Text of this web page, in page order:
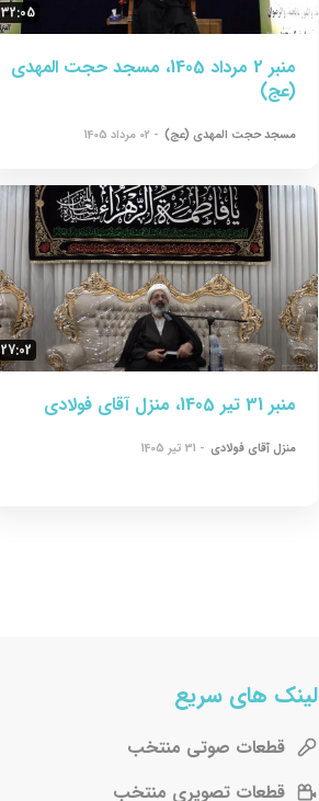
32:05
منبر 2 مرداد 1405، مسجد حجت المهدی
(عج)
مسجد حجت المهدی (عج) - 02 مرداد 1405
27:02
منبر 31 تیر 1405، منزل آقای فولادی
منزل آقای فولادی - 31 تیر 1405
لینک های سریع
قطعات صوتی منتخب
قطعات تصویری منتخب